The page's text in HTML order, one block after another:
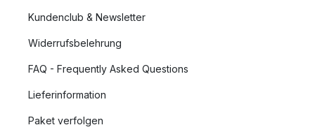
Kundenclub & Newsletter
Widerrufsbelehrung
FAQ - Frequently Asked Questions
Lieferinformation
Paket verfolgen